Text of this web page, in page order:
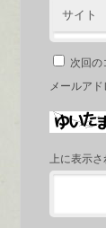
サイト
次回の
メールアド
上に表示さ